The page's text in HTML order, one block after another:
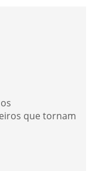
que tornam